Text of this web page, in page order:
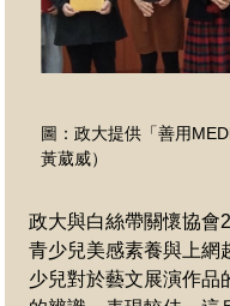
圖：政大提供「善用
黃葳威）
政大與白絲帶關懷協會
青少兒美感素養與上網
少兒對於藝文展演作品